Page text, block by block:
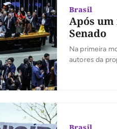
Brasil
Após um
Senado
Na primeira
autores da